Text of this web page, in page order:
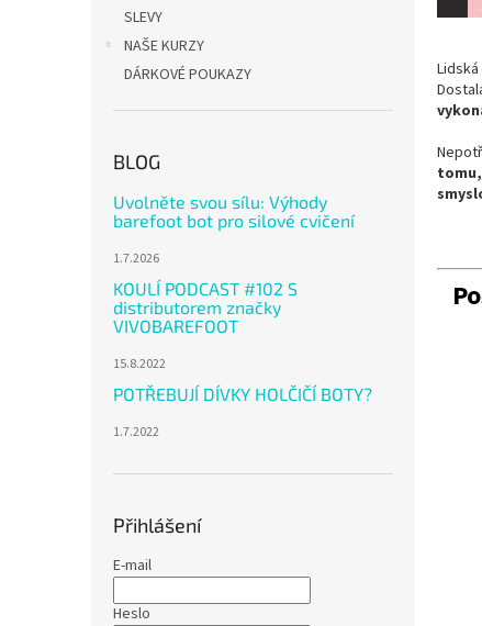
SLEVY
NAŠE KURZY
DÁRKOVÉ POUKAZY
BLOG
Uvolněte svou sílu: Výhody
barefoot bot pro silové cvičení
1.7.2026
KOULÍ PODCAST #102 S
distributorem značky
VIVOBAREFOOT
15.8.2022
POTŘEBUJÍ DÍVKY HOLČIČÍ BOTY?
1.7.2022
Přihlášení
E-mail
Heslo